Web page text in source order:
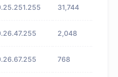
31,744
2,048
768